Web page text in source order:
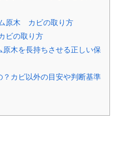
原木 カビの取り方
ビの取り方
木を長持ちさせる正しい保
カビ以外の目安や判断基準